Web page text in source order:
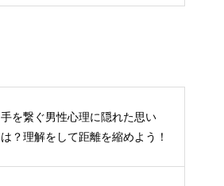
手を繋ぐ男性心理に隠れた思い
は？理解をして距離を縮めよう！